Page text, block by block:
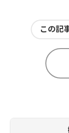
この記